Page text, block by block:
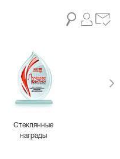
Стеклянные
награды
-26%